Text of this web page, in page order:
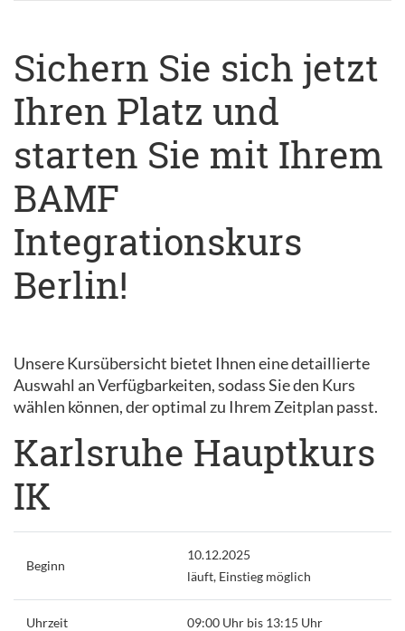
Sichern Sie sich jetzt
Ihren Platz und
starten Sie mit Ihrem
BAMF
Integrationskurs
Berlin!
Unsere Kursübersicht bietet Ihnen eine detaillierte
Auswahl an Verfügbarkeiten, sodass Sie den Kurs
wählen können, der optimal zu Ihrem Zeitplan passt.
Karlsruhe Hauptkurs
IK
Beginn
10.12.2025
läuft, Einstieg möglich
Uhrzeit 09:00 Uhr bis 13:15 Uhr